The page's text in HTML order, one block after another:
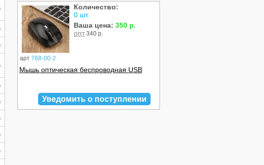
арт 768-00-2
Количество:
0 шт.
Ваша цена: 350 р.
опт 340 р.
Мышь оптическая беспроводная USB
Уведомить о поступлении